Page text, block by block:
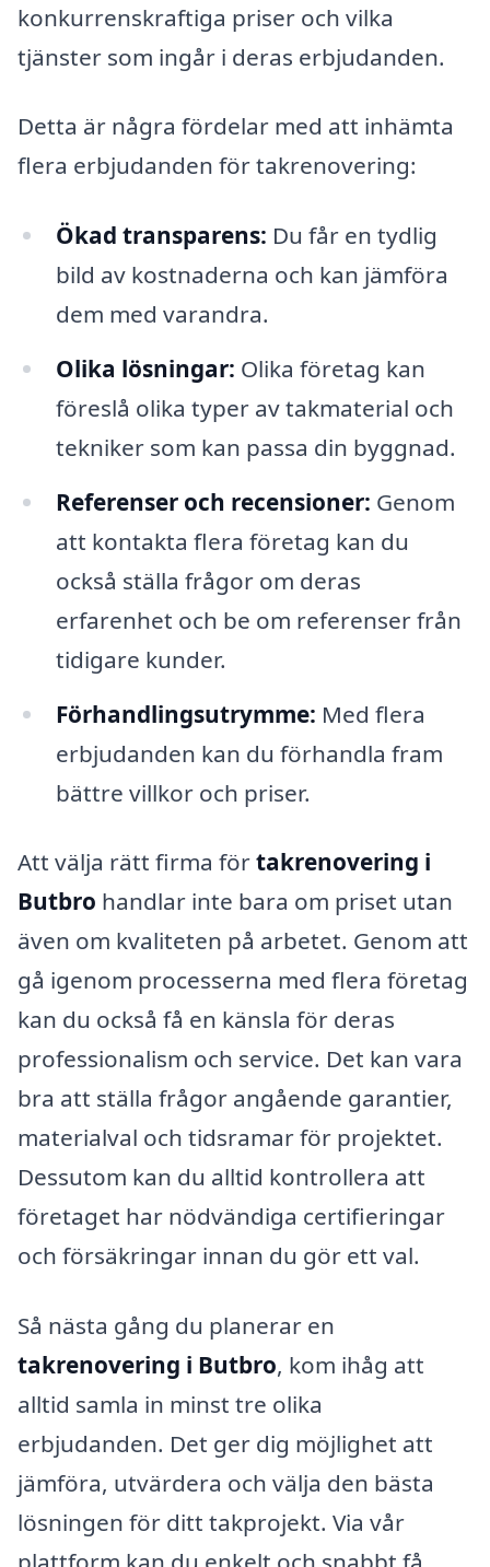
konkurrenskraftiga priser och vilka
tjänster som ingår i deras erbjudanden.
Detta är några fördelar med att inhämta
flera erbjudanden för takrenovering:
Ökad transparens: Du får en tydlig
bild av kostnaderna och kan jämföra
dem med varandra.
Olika lösningar: Olika företag kan
föreslå olika typer av takmaterial och
tekniker som kan passa din byggnad.
Referenser och recensioner: Genom
att kontakta flera företag kan du
också ställa frågor om deras
erfarenhet och be om referenser från
tidigare kunder.
Förhandlingsutrymme: Med flera
erbjudanden kan du förhandla fram
bättre villkor och priser.
Att välja rätt firma förtakrenovering i
Butbro handlar inte bara om priset utan
även om kvaliteten på arbetet. Genom att
gå igenom processerna med flera företag
kan du också få en känsla för deras
professionalism och service. Det kan vara
bra att ställa frågor angående garantier,
materialval och tidsramar för projektet.
Dessutom kan du alltid kontrollera att
företaget har nödvändiga certifieringar
och försäkringar innan du gör ett val.
Så nästa gång du planerar en
takrenovering i Butbro, kom ihåg att
alltid samla in minst tre olika
erbjudanden. Det ger dig möjlighet att
jämföra, utvärdera och välja den bästa
lösningen för ditt takprojekt. Via vår